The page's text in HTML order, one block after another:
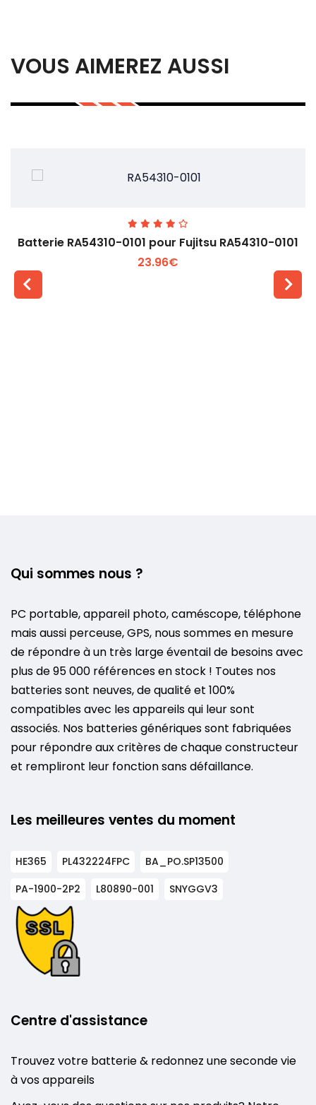
VOUS AIMEREZ AUSSI
Batterie RA54310-0101 pour Fujitsu RA54310-0101
23.96€
Qui sommes nous ?
PC portable, appareil photo, caméscope, téléphone
mais aussi perceuse, GPS, nous sommes en mesure
de répondre à un très large éventail de besoins avec
plus de 95 000 références en stock ! Toutes nos
batteries sont neuves, de qualité et 100%
compatibles avec les appareils qui leur sont
associés. Nos batteries génériques sont fabriquées
pour répondre aux critères de chaque constructeur
et rempliront leur fonction sans défaillance.
Les meilleures ventes du moment
HE365 PL432224FPC
BA_PO.SP13500
PA-1900-2P2
L80890-001 SNYGGV3
Centre d'assistance
Trouvez votre batterie & redonnez une seconde vie
à vos appareils